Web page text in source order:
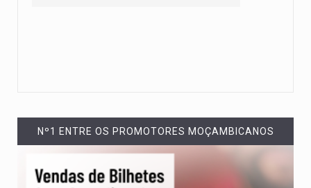
Nº1 ENTRE OS PROMOTORES MOÇAMBICANOS